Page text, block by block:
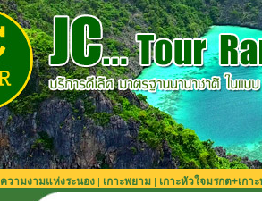
ความงามแห่งระนอง | เกาะพยาม | เกาะหัวใจมรกต+เกา